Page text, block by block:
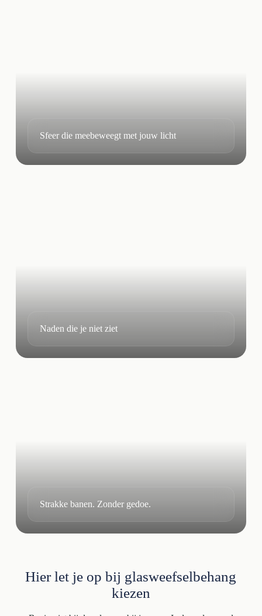
Sfeer die meebeweegt met jouw licht
Naden die je niet ziet
Strakke banen. Zonder gedoe.
Hier let je op bij glasweefselbehang
kiezen